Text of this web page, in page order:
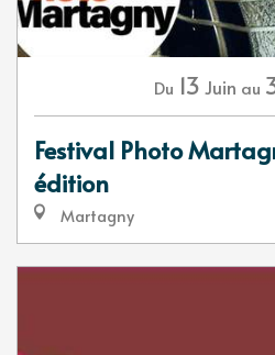
Du 13 Juin au
Festival Photo
édition
Martagny